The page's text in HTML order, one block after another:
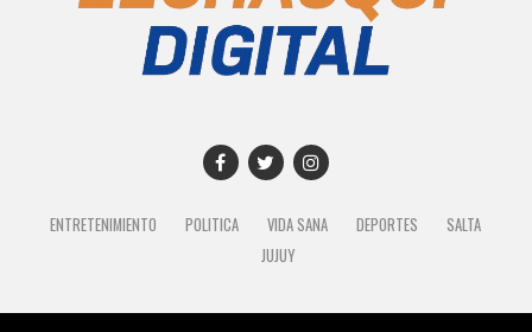
ENTRETENIMIENTO POLITICA VIDA SANA DEPORTES
SALTA
JUJUY